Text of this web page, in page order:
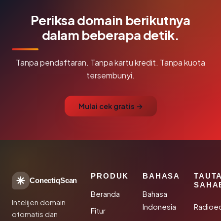
Periksa domain berikutnya
dalam beberapa detik.
Tanpa pendaftaran. Tanpa kartu kredit. Tanpa kuota
tersembunyi.
Mulai cek gratis →
ConectiqScan
Intelijen domain
otomatis dan
PRODUK
Beranda
Fitur
BAHASA
Bahasa
Indonesia